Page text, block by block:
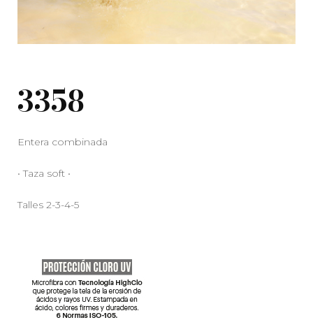
3358
Entera combinada
• Taza soft •
Talles 2-3-4-5